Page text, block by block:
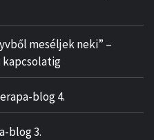
meséljek neki” –
kapcsolatig
blog 4.
blog 3.